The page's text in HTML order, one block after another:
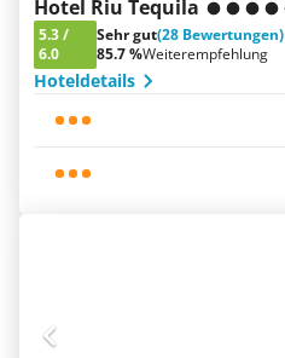
Hotel Riu Tequila
5.3/
6.0
Sehr gut(28 Bewertungen)
85.7 %Weiterempfehlung
Hoteldetails